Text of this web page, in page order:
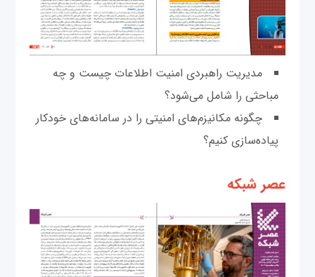
مدیریت راهبردی امنیت اطلاعات چیست و چه
مباحثی را شامل می‌شود؟
چگونه مکانیزم‌های امنیتی را در سامانه‌های خودکار
پیاده‌سازی کنیم؟
عصر شبکه